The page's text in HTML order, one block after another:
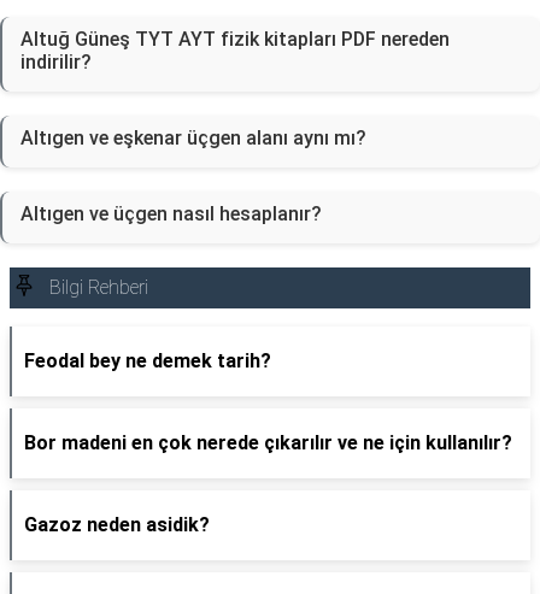
Altuğ Güneş TYT AYT fizik kitapları PDF nereden
indirilir?
Altıgen ve eşkenar üçgen alanı aynı mı?
Altıgen ve üçgen nasıl hesaplanır?
Bilgi Rehberi
Feodal bey ne demek tarih?
Bor madeni en çok nerede çıkarılır ve ne için kullanılır?
Gazoz neden asidik?